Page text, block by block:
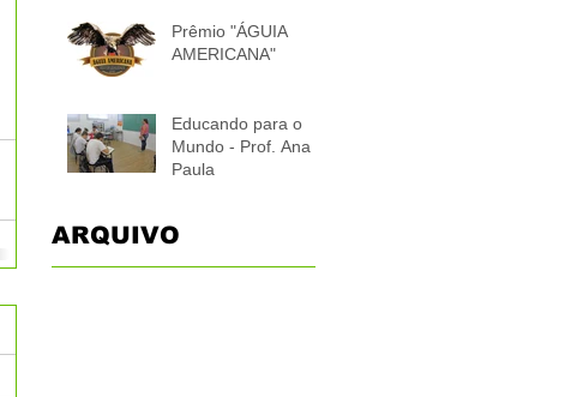
Prêmio "ÁGUIA
AMERICANA"
Educando para o
Mundo - Prof. Ana
Paula
ARQUIVO